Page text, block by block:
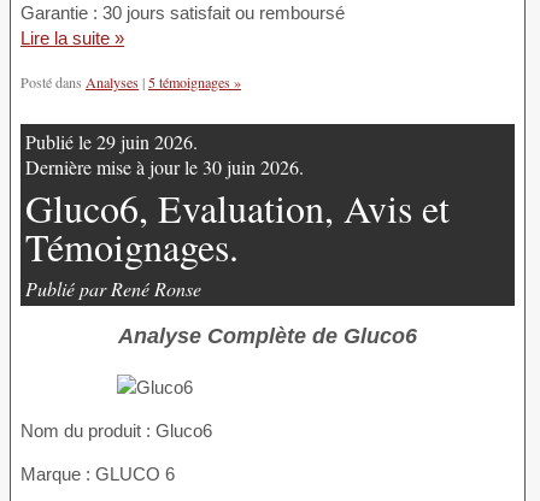
Garantie : 30 jours satisfait ou remboursé
Lire la suite »
Posté dans Analyses| 5 témoignages »
Publié le 29 juin 2026.
Dernière mise à jour le 30 juin 2026.
Gluco6, Evaluation, Avis et
Témoignages.
Publié par René Ronse
Analyse Complète de Gluco6
Nom du produit : Gluco6
Marque : GLUCO 6